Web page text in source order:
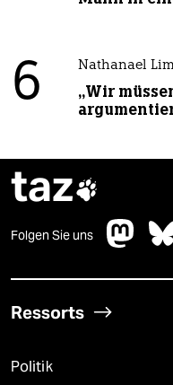
6 Nathanael
„Wir
taz
Folgen Sie uns
Ressorts
Politik